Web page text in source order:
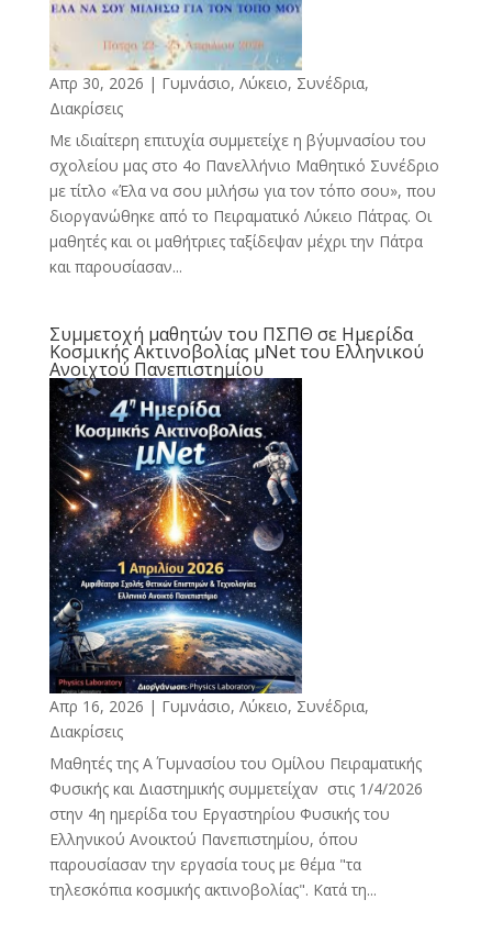
Απρ 30, 2026 | Γυμνάσιο, Λύκειο, Συνέδρια,
Διακρίσεις
Με ιδιαίτερη επιτυχία συμμετείχε η β΄γυμνασίου του
σχολείου μας στο 4ο Πανελλήνιο Μαθητικό Συνέδριο
με τίτλο «Έλα να σου μιλήσω για τον τόπο σου», που
διοργανώθηκε από το Πειραματικό Λύκειο Πάτρας. Οι
μαθητές και οι μαθήτριες ταξίδεψαν μέχρι την Πάτρα
και παρουσίασαν...
Συμμετοχή μαθητών του ΠΣΠΘ σε Ημερίδα
Κοσμικής Ακτινοβολίας μΝet του Ελληνικού
Ανοιχτού Πανεπιστημίου
Απρ 16, 2026 | Γυμνάσιο, Λύκειο, Συνέδρια,
Διακρίσεις
Mαθητές της Α΄ Γυμνασίου του Ομίλου Πειραματικής
Φυσικής και Διαστημικής συμμετείχαν στις 1/4/2026
στην 4η ημερίδα του Εργαστηρίου Φυσικής του
Ελληνικού Ανοικτού Πανεπιστημίου, όπου
παρουσίασαν την εργασία τους με θέμα "τα
τηλεσκόπια κοσμικής ακτινοβολίας". Κατά τη...